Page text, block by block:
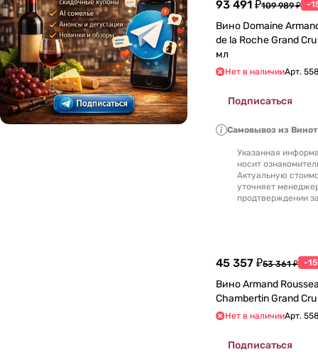
Люксембург 0
Македония 0
Марокко 0
Молдавия 0
93 491 ₽109 989 ₽ -
Вино Domaine
de la Roche Grand Cru AOC 2018 750
мл
Нет в наличииАрт.
Подписаться
Самовывоз из
Указанная
носит
Актуальную
уточняет
продтверждении
45 357 ₽53 361 ₽ -
Вино Armand
Нет в наличииАрт.
Подписаться